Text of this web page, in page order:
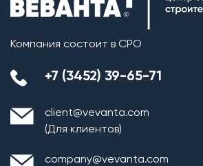
Компания состоит в СРО
+7 (3452) 39-65-71
client@vevanta.com
(Для клиентов)
company@vevanta.com